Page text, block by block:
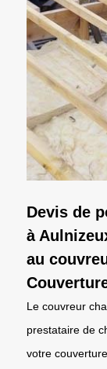
Devis de
à
au
Le couvreur
prestataire de
votre